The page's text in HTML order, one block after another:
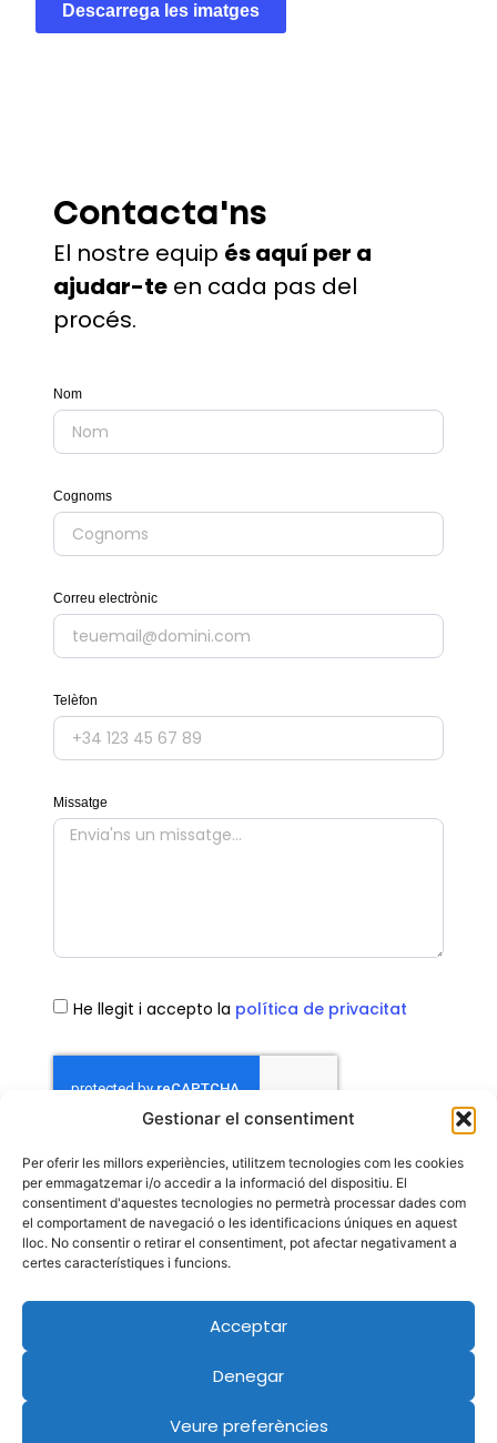
Gestionar el consentiment
Per oferir les millors experiències, utilitzem tecnologies com les cookies
per emmagatzemar i/o accedir a la informació del dispositiu. El
consentiment d'aquestes tecnologies no permetrà processar dades com
el comportament de navegació o les identificacions úniques en aquest
lloc. No consentir o retirar el consentiment, pot afectar negativament a
certes característiques i funcions.
Acceptar
Denegar
Veure preferències
Descarrega les imatges
Contacta'ns
El nostre equip és aquí per a
ajudar-te en cada pas del
procés.
Nom
Cognoms
Correu electrònic
Telèfon
Missatge
He llegit i accepto la política de privacitat
Contacta